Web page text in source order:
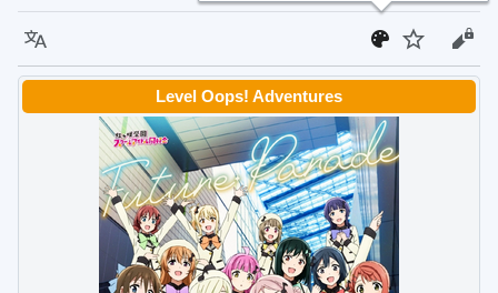
语言 监视 查
Level Oops! Adventures